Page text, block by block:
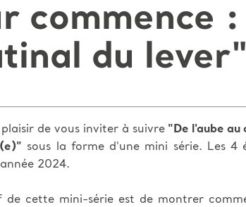
commence
du lever"
de vous inviter à suivre "De l'aube au
sous la forme d'une mini série. Les 4
2024.
de cette mini-série est de montrer